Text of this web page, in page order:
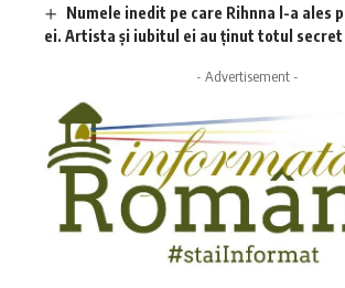
Numele inedit pe care Rihnna l-a ales
ei. Artista și iubitul ei au ținut totul secret
- Advertisement -